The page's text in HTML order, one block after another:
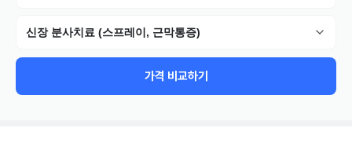
신장 분사치료 (스프레이, 근막통증)
가격 비교하기